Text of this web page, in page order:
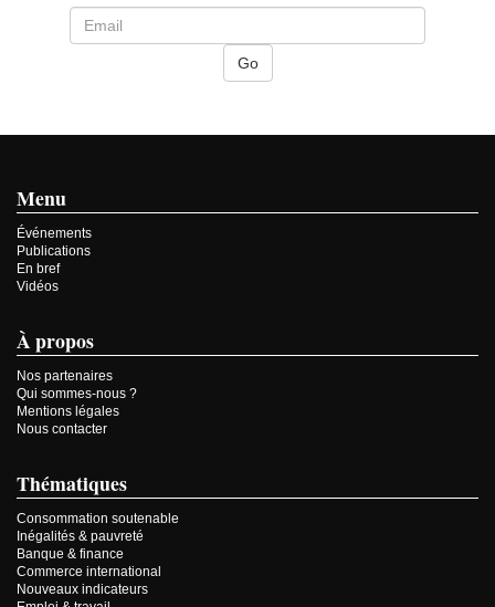
Menu
Événements
Publications
En bref
Vidéos
À propos
Nos partenaires
Qui sommes-nous ?
Mentions légales
Nous contacter
Thématiques
Consommation soutenable
Inégalités & pauvreté
Banque & finance
Commerce international
Nouveaux indicateurs